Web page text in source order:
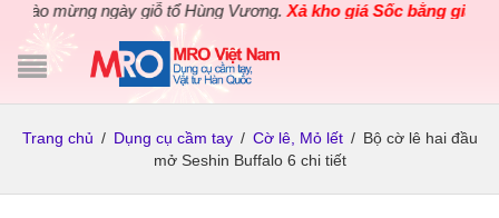
mừng ngày giỗ tổ Hùng Vương.Xả kho giá Sốc bằng giá Gốc
Trang chủ / Dụng cụ cầm tay / Cờ lê, Mỏ lết / Bộ cờ lê hai đầu
mở Seshin Buffalo 6 chi tiết